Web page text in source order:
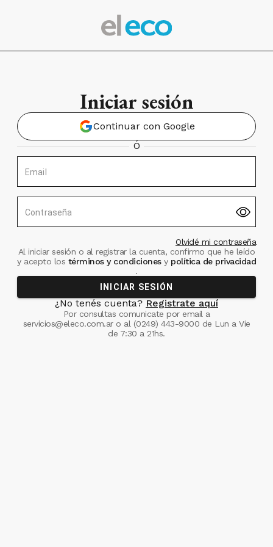
Iniciar sesión
Continuar con Google
Ó
Email
Contraseña
Olvidé mi contraseña
Al iniciar sesión o al registrar la cuenta, confirmo que he leído
y acepto los términos y condiciones ypolítica de privacidad
.
INICIAR SESIÓN
¿No tenés cuenta? Registrate aquí
Por consultas comunicate por email a
servicios@eleco.com.aro al (0249) 443-9000 de Lun a Vie
de 7:30 a 21hs.